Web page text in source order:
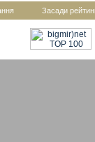
Засади